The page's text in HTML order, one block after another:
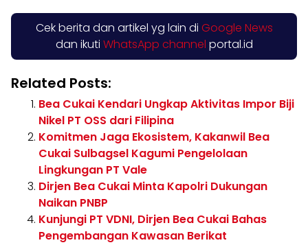
Cek berita dan artikel yg lain di Google News
dan ikuti WhatsApp channel portal.id
Related Posts:
Bea Cukai Kendari Ungkap Aktivitas Impor Biji
Nikel PT OSS dari Filipina
Komitmen Jaga Ekosistem, Kakanwil Bea
Cukai Sulbagsel Kagumi Pengelolaan
Lingkungan PT Vale
Dirjen Bea Cukai Minta Kapolri Dukungan
Naikan PNBP
Kunjungi PT VDNI, Dirjen Bea Cukai Bahas
Pengembangan Kawasan Berikat